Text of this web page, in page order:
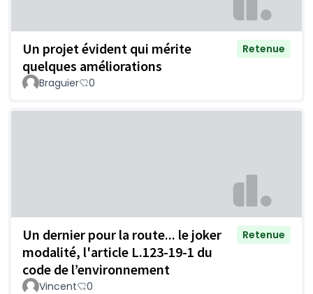
Un projet évident qui mérite
quelques améliorations
Retenue
Braguier 0
Un dernier pour la route... le joker
modalité, l'article L.123-19-1 du
code de l’environnement
Retenue
Vincent 0